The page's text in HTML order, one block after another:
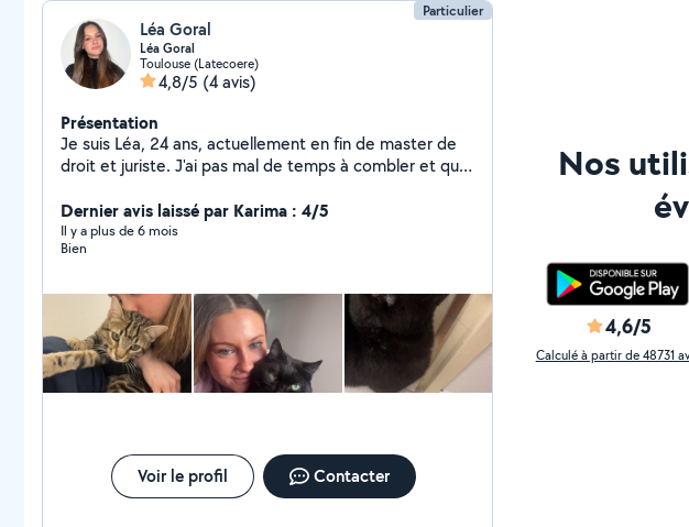
Particulier
Léa Goral
Léa Goral
Toulouse (Latecoere)
4,8/5 (4 avis)
Présentation
Je suis Léa, 24 ans, actuellement en fin de master de
droit et juriste. J'ai pas mal de temps à combler et quoi
de l'expérience, j'offre aussi des services de baby
sitting et cours d'anglais (j'ai vécu aux Etats-Unis) !
Dernier avis laissé par Karima : 4/5
Il y a plus de 6 mois
Bien
Voir le profil Contacter
Nos
4,6/5
Calculé à partir de 48731